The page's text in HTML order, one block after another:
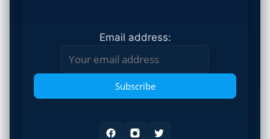
Email address: